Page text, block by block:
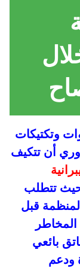
وتكتيكات
أن تتكيف
حيث تتطلب
قبل
بائعي
ودعم